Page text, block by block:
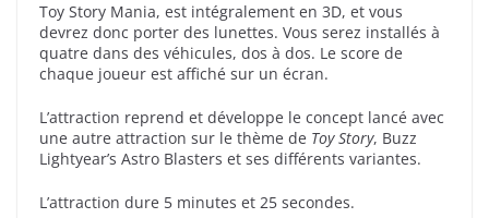
Toy Story Mania, est intégralement en 3D, et vous
devrez donc porter des lunettes. Vous serez installés à
quatre dans des véhicules, dos à dos. Le score de
chaque joueur est affiché sur un écran.
L’attraction reprend et développe le concept lancé avec
une autre attraction sur le thème de Toy Story, Buzz
Lightyear’s Astro Blasters et ses différents variantes.
L’attraction dure 5 minutes et 25 secondes.